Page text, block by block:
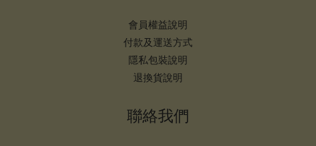
會員權益說明
付款及運送方式
隱私包裝說明
退換貨說明
聯絡我們